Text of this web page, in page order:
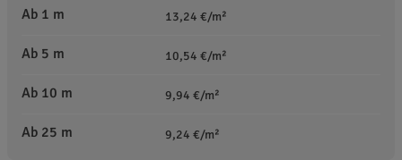
Ab 1 m
13,24 €/m²
Ab 5 m 10,54 €/m²
Ab 10 m 9,94 €/m²
Ab 25 m 9,24 €/m²